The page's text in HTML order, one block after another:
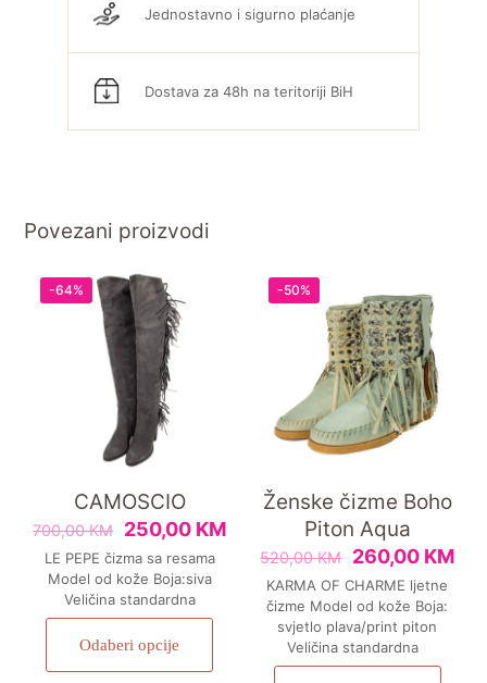
Jednostavno i sigurno plaćanje
Dostava za 48h na teritoriji BiH
Povezani proizvodi
-64%
CAMOSCIO
700,00KM 250,00 KM
LE PEPE čizma sa resama
Model od kože Boja:siva
Veličina standardna
Odaberi opcije
-50%
Ženske čizme Boho
Piton Aqua
520,00KM 260,00 KM
KARMA OF CHARME ljetne
čizme Model od kože Boja:
svjetlo plava/print piton
Veličina standardna